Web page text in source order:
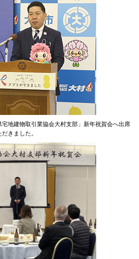
地建物取引業協会大村支部」新年祝賀会へ出席
きました。